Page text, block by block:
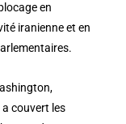
en
iranienne et en
couvert les